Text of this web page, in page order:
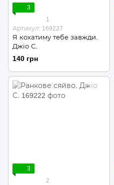
3
1
Артикул: 169227
Я кохатиму тебе завжди.
Джіо С.
140 грн
3
2